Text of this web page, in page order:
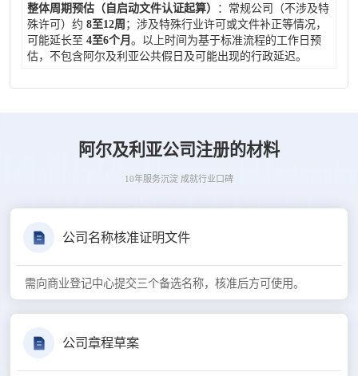
整体周期预估（自启动文件认证起算）
：常规公司（不涉及特
殊许可）约 8至12周 ；涉及特殊行业许可或文件补正等情况，
可能延长至 4至6个月 。以上时间为基于标准流程的工作日预
估，不包含阿尔及利亚公共假日及可能出现的行政延迟。
阿尔及利亚公司注册的材料
10年服务沉淀 成就行业口碑
公司名称核准证明文件
需向商业登记中心提交三个备选名称，核准后方可使用。
公司章程草案